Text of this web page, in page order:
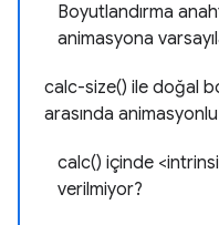
Boyutlandırma
animasyona
calc-size() ile doğal
arasında
calc() içinde
verilmiyor?